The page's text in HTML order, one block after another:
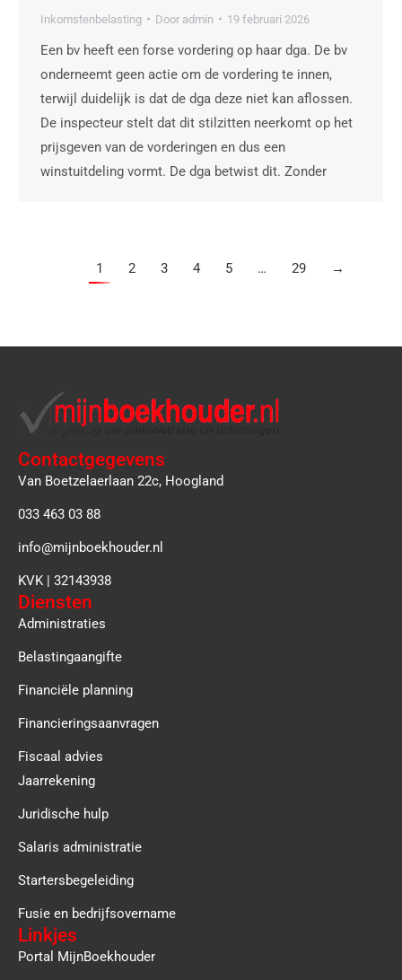
Inkomstenbelasting Door admin 19 februari 2026
Een bv heeft een forse vordering op haar dga. De bv
onderneemt geen actie om de vordering te innen,
terwijl duidelijk is dat de dga deze niet kan aflossen.
De inspecteur stelt dat dit stilzitten neerkomt op het
prijsgeven van de vorderingen en dus een
winstuitdeling vormt. De dga betwist dit. Zonder
1 2 3 4 5 … 29 →
Contactgegevens
Van Boetzelaerlaan 22c, Hoogland
033 463 03 88
info@mijnboekhouder.nl
KVK | 32143938
Diensten
Administraties
Belastingaangifte
Financiële planning
Financieringsaanvragen
Fiscaal advies
Jaarrekening
Juridische hulp
Salaris administratie
Startersbegeleiding
Fusie en bedrijfsovername
Linkjes
Portal MijnBoekhouder